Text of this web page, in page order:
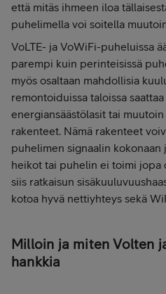
että mitäs ihmeen iloa
puhelimella voi soitella
VoLTE- ja VoWiFi-puheluissa
parempi kuin perinteisissä
myös osaltaan mahdollisia
remontoiduissa taloissa
energiansäästölasit tai
rakenteet. Nämä rakenteet
puhelimen signaalin
heikot tai puhelin ei toimi jopa
siis ratkaisun
kotoa hyvä nettiyhteys sekä
Milloin ja miten Volten
hankkia